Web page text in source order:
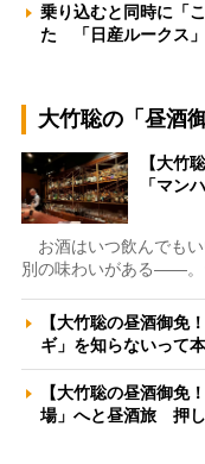
乗り込むと同時に「
た 「日産ルークス
大竹聡の「昼酒
【大竹
「マン
お酒はいつ飲んでも
別の味わいがある――。
【大竹聡の昼酒御免
ギ」を知らないっ
【大竹聡の昼酒御免
場」へと昼酒旅 押